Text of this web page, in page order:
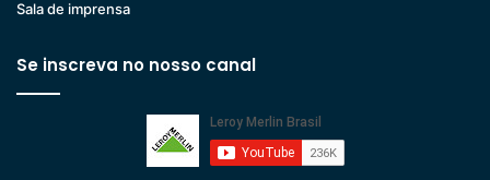
Sala de imprensa
Se inscreva no nosso canal